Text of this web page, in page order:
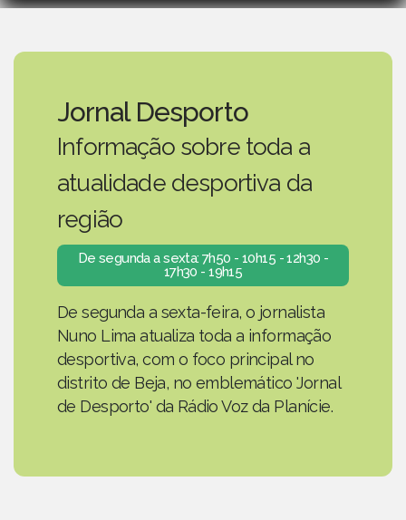
Jornal Desporto
Informação sobre toda a
atualidade desportiva da
região
De segunda a sexta: 7h50 - 10h15 - 12h30 -
17h30 - 19h15
De segunda a sexta-feira, o jornalista
Nuno Lima atualiza toda a informação
desportiva, com o foco principal no
distrito de Beja, no emblemático 'Jornal
de Desporto' da Rádio Voz da Planície.